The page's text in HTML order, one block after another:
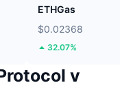
ETHGas
$0.02368
32.07%
v